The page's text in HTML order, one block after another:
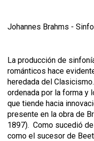
Johannes Brahms -
La producción de
románticos hace
heredada del
ordenada por la forma y
que tiende hacia
presente en la obra de
1897). Como sucedió
como el sucesor de